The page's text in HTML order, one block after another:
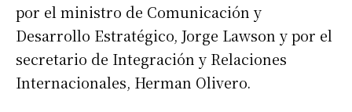
por el ministro de Comunicación y
Desarrollo Estratégico, Jorge Lawson y por el
secretario de Integración y Relaciones
Internacionales, Herman Olivero.